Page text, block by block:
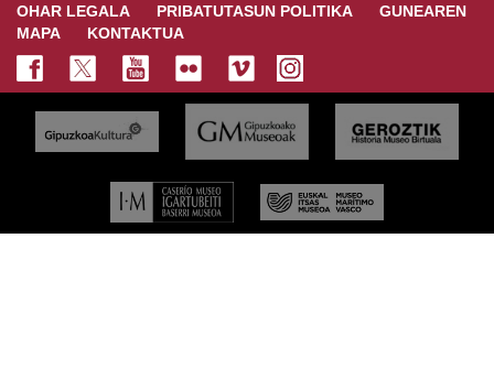
OHAR LEGALA
PRIBATUTASUN POLITIKA
GUNEAREN
MAPA
KONTAKTUA